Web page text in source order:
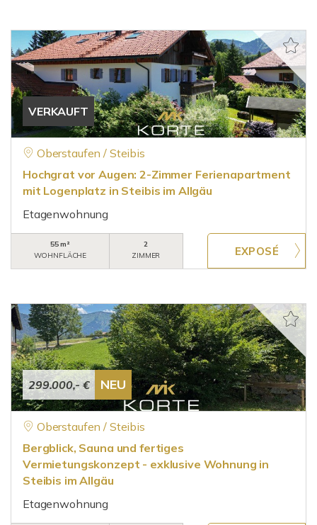
VERKAUFT
Oberstaufen / Steibis
Hochgrat vor Augen: 2-Zimmer Ferienapartment
mit Logenplatz in Steibis im Allgäu
Etagenwohnung
55 m²
WOHNFLÄCHE
2
ZIMMER
299.000,- € NEU
Oberstaufen / Steibis
Bergblick, Sauna und fertiges
Vermietungskonzept - exklusive Wohnung in
Steibis im Allgäu
Etagenwohnung